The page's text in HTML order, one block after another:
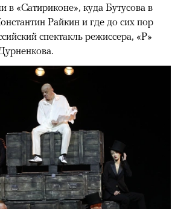
в «Сатириконе», куда Бутусова в
Райкин и где до сих пор
спектакль режиссера, «Р»